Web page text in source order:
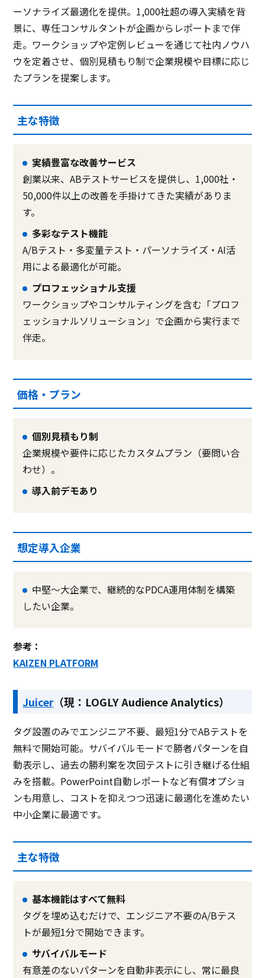
ーソナライズ最適化を提供。1,000社超の導入実績を背
景に、専任コンサルタントが企画からレポートまで伴
走。ワークショップや定例レビューを通じて社内ノウハ
ウを定着させ、個別見積もり制で企業規模や目標に応じ
たプランを提案します。
主な特徴
実績豊富な改善サービス
創業以来、ABテストサービスを提供し、1,000社・
50,000件以上の改善を手掛けてきた実績がありま
す。
多彩なテスト機能
A/Bテスト・多変量テスト・パーソナライズ・AI活
用による最適化が可能。
プロフェッショナル支援
ワークショップやコンサルティングを含む「プロフ
ェッショナルソリューション」で企画から実行まで
伴走。
価格・プラン
個別見積もり制
企業規模や要件に応じたカスタムプラン（要問い合
わせ）。
導入前デモあり
想定導入企業
中堅〜大企業で、継続的なPDCA運用体制を構築
したい企業。
参考：
KAIZEN PLATFORM
Juicer（現：LOGLY Audience Analytics）
タグ設置のみでエンジニア不要、最短1分でABテストを
無料で開始可能。サバイバルモードで勝者パターンを自
動表示し、過去の勝利案を次回テストに引き継げる仕組
みを搭載。PowerPoint自動レポートなど有償オプショ
ンも用意し、コストを抑えつつ迅速に最適化を進めたい
中小企業に最適です。
主な特徴
基本機能はすべて無料
タグを埋め込むだけで、エンジニア不要のA/Bテス
トが最短1分で開始できます。
サバイバルモード
有意差のないパターンを自動非表示にし、常に最良